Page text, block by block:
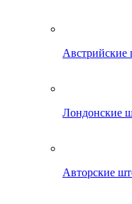
Австрийские
Лондонские
Авторские